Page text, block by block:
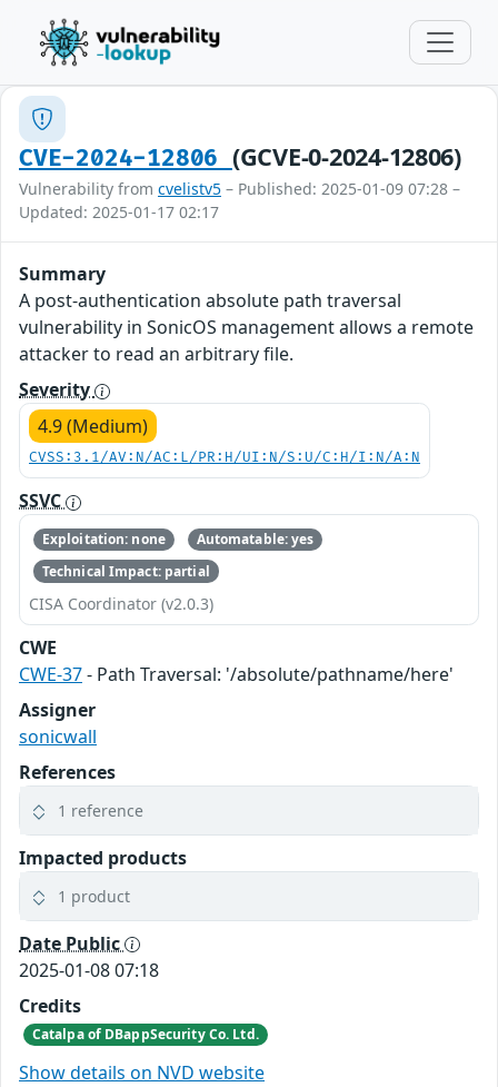
CVE-2024-12806 (GCVE-0-2024-12806)
Vulnerability from cvelistv5 – Published: 2025-01-09 07:28 –
Updated: 2025-01-17 02:17
Summary
A post-authentication absolute path traversal
vulnerability in SonicOS management allows a remote
attacker to read an arbitrary file.
Severity
4.9 (Medium)
CVSS:3.1/AV:N/AC:L/PR:H/UI:N/S:U/C:H/I:N/A:N
SSVC
Exploitation: none
Automatable: yes
Technical Impact: partial
CISA Coordinator (v2.0.3)
CWE
CWE-37- Path Traversal: '/absolute/pathname/here'
Assigner
sonicwall
References
1 reference
Impacted products
1 product
Date Public
2025-01-08 07:18
Credits
Catalpa of DBappSecurity Co. Ltd.
Show details on NVD website